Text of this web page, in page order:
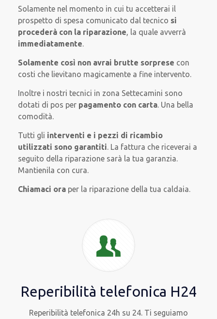
Solamente nel momento in cui tu accetterai il
prospetto di spesa comunicato dal tecnico si
procederà con la riparazione, la quale avverrà
immediatamente.
Solamente così non avrai brutte sorprese con
costi che lievitano magicamente a fine intervento.
Inoltre i nostri tecnici in zona Settecamini sono
dotati di pos per pagamento con carta. Una bella
comodità.
Tutti gli interventi e i pezzi di ricambio
utilizzati sono garantiti. La fattura che riceverai a
seguito della riparazione sarà la tua garanzia.
Mantienila con cura.
Chiamaci ora per la riparazione della tua caldaia.
Reperibilità telefonica H24
Reperibilità telefonica 24h su 24. Ti seguiamo